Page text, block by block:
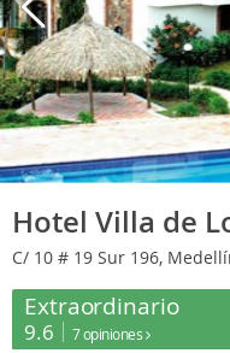
Hotel Villa de
C/ 10 # 19 Sur 196,
Extraordinario
9.6 7 opiniones